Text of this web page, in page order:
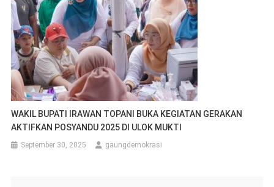
WAKIL BUPATI IRAWAN TOPANI BUKA KEGIATAN GERAKAN
AKTIFKAN POSYANDU 2025 DI ULOK MUKTI
September 30, 2025 gaungdemokrasi